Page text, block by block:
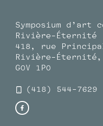
Symposium d’art
Rivière-Éternité
418, rue
Rivière-Éternité,
G0V 1P0
(418) 544-7629